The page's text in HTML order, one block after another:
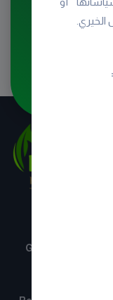
بنا
Pusat
Ibukota,
Global Berhad
Company No: